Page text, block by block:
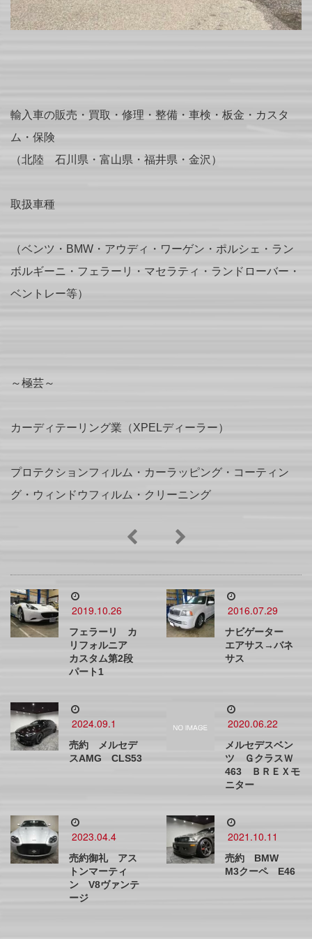
輸入車の販売・買取・修理・整備・車検・板金・カスタ
ム・保険
（北陸 石川県・富山県・福井県・金沢）
取扱車種
（ベンツ・BMW・アウディ・ワーゲン・ポルシェ・ラン
ボルギーニ・フェラーリ・マセラティ・ランドローバー・
ベントレー等）
～極芸～
カーディテーリング業（XPELディーラー）
プロテクションフィルム・カーラッピング・コーティン
グ・ウィンドウフィルム・クリーニング
2019.10.26
フェラーリ カ
リフォルニア
カスタム第2段
パート1
2016.07.29
ナビゲーター
エアサス→バネ
サス
2024.09.1
売約 メルセデ
スAMG CLS53
2020.06.22
メルセデスベン
ツ ＧクラスＷ
463 ＢＲＥＸモ
ニター
2023.04.4
売約御礼 アス
トンマーティ
ン V8ヴァンテ
ージ
2021.10.11
売約 BMW
M3クーペ E46